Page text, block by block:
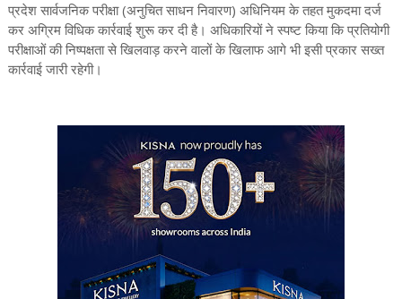
प्रदेश सार्वजनिक परीक्षा (अनुचित साधन निवारण) अधिनियम के तहत मुकदमा दर्ज
कर अग्रिम विधिक कार्रवाई शुरू कर दी है। अधिकारियों ने स्पष्ट किया कि प्रतियोगी
परीक्षाओं की निष्पक्षता से खिलवाड़ करने वालों के खिलाफ आगे भी इसी प्रकार सख्त
कार्रवाई जारी रहेगी।